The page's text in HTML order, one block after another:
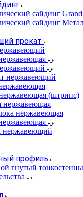
сайдинг
сайдинг
прокат
нержавеющий
(штрипс)
нержавеющая
нержавеющая
нержавеющий
профиль
гнутый